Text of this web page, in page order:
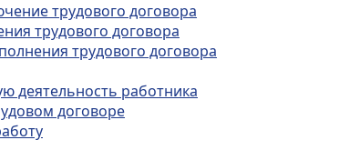
трудового договора
трудового договора
трудового договора
деятельность работника
договоре